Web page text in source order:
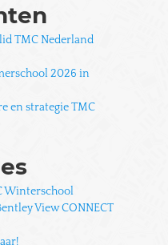
TMC Nederland
2026 in
en strategie TMC
Winterschool
View CONNECT